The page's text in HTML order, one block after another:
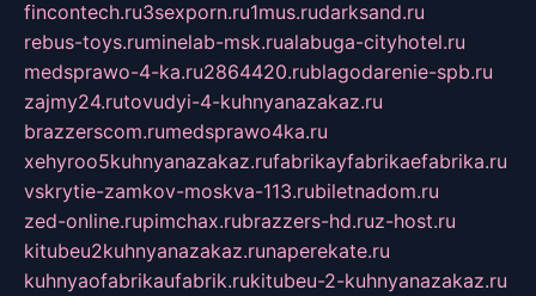
fincontech.ru3sexporn.ru1mus.rudarksand.ru
rebus-toys.ruminelab-msk.rualabuga-cityhotel.ru
medsprawo-4-ka.ru2864420.rublagodarenie-spb.ru
zajmy24.rutovudyi-4-kuhnyanazakaz.ru
brazzerscom.rumedsprawo4ka.ru
xehyroo5kuhnyanazakaz.rufabrikayfabrikaefabrika.ru
vskrytie-zamkov-moskva-113.rubiletnadom.ru
zed-online.rupimchax.rubrazzers-hd.ruz-host.ru
kitubeu2kuhnyanazakaz.runaperekate.ru
kuhnyaofabrikaufabrik.rukitubeu-2-kuhnyanazakaz.ru